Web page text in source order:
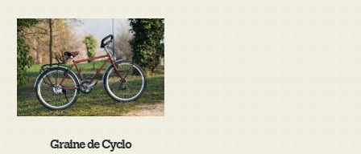
Graine de Cyclo